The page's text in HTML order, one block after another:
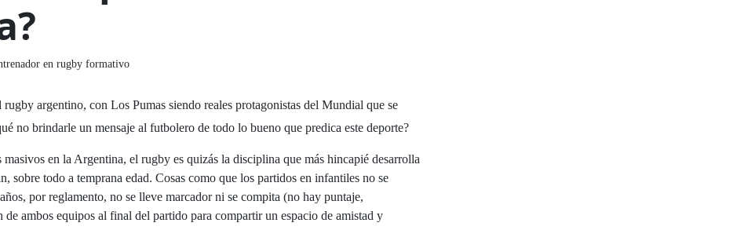
en rugby formativo
argentino, con Los Pumas siendo reales protagonistas del Mundial que se
no brindarle un mensaje al futbolero de todo lo bueno que predica este deporte?
en la Argentina, el rugby es quizás la disciplina que más hincapié desarrolla
sobre todo a temprana edad. Cosas como que los partidos en infantiles no se
por reglamento, no se lleve marcador ni se compita (no hay puntaje,
ambos equipos al final del partido para compartir un espacio de amistad y